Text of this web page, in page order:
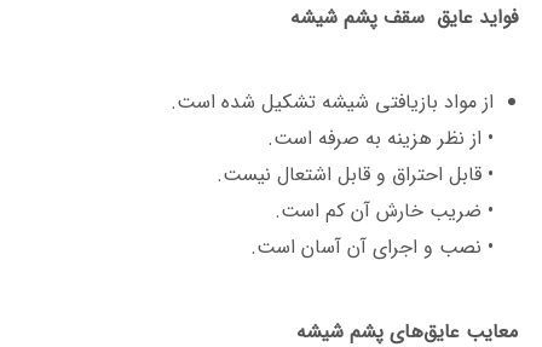
فواید عایق سقف پشم شیشه
از مواد بازیافتی شیشه تشکیل شده است.
• از نظر هزینه به صرفه است.
• قابل احتراق و قابل اشتعال نیست.
• ضریب خارش آن کم است.
• نصب و اجرای آن آسان است.
معایب عایق‌های پشم شیشه